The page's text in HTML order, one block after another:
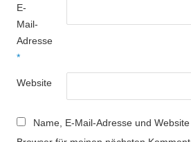
E-
Mail-
Adresse
*
Website
Name, E-Mail-Adresse und